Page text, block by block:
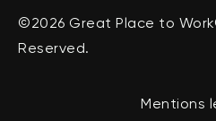
©2026 Great Place to
Reserved.
Mentions